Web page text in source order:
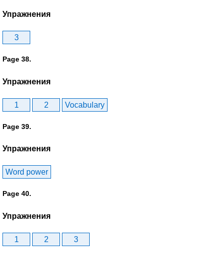
Упражнения
3
Page 38.
Упражнения
1 2 Vocabulary
Page 39.
Упражнения
Word power
Page 40.
Упражнения
1 2 3